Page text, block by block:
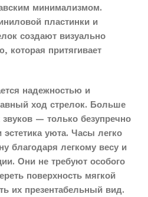
минимализмом.
пластинки и
создают визуально
притягивает
надежностью и
ход стрелок. Больше
— только безупречно
уюта. Часы легко
благодаря легкому весу и
Они не требуют особого
поверхность мягкой
их презентабельный вид.